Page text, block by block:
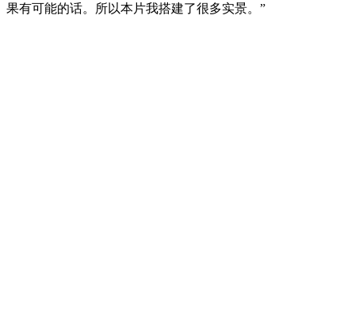
果有可能的话。所以本片我搭建了很多实景。”